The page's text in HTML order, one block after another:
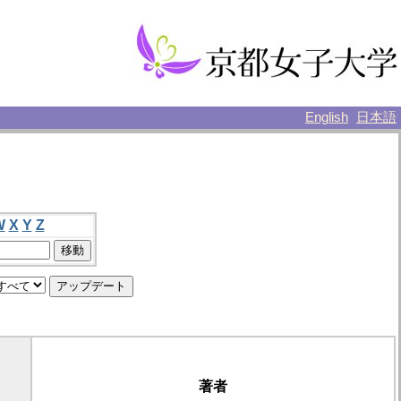
English 日本語
X Y Z
著者